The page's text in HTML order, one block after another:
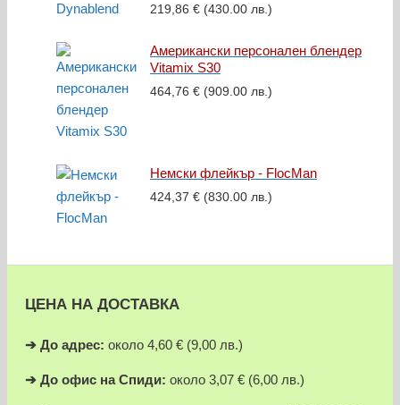
219,86 € (430.00 лв.)
Американски персонален блендер
Vitamix S30
464,76 € (909.00 лв.)
Немски флейкър - FlocMan
424,37 € (830.00 лв.)
ЦЕНА НА ДОСТАВКА
➔ До адрес: около 4,60 € (9,00 лв.)
➔ До офис на Спиди: около 3,07 € (6,00 лв.)